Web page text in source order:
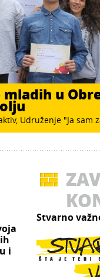
u
Udruženje "Ja sam
i
Stvarno